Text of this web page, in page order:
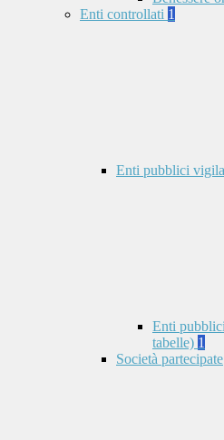
Enti controllati 1
Enti pubblici
Enti
tabelle) 1
Società partecipate